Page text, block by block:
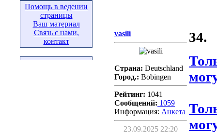
Помощь в ведении
страницы
Ваш материал
Связь с нами,
контакт
vasili
Страна: Deutschland
Город.: Bobingen
Рейтинг: 1041
Сообщений: 1059
Информация: Aнкета
23.09.2025 22:20
34.